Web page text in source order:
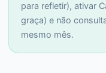
para refletir), ativar
graça) e não
mesmo mês.